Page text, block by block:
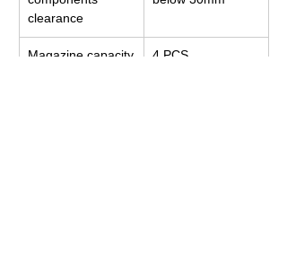
clearance
Magazine capacity 4 PCS